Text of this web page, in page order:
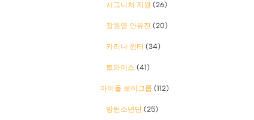
시그니처 지원 (26)
장원영 안유진 (20)
카리나 윈터 (34)
트와이스 (41)
아이돌 보이그룹 (112)
방탄소년단 (25)